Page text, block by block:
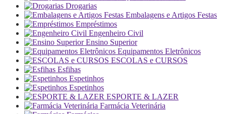
Drogarias
Embalagens e Artigos Festas
Empréstimos
Engenheiro Civil
Ensino Superior
Equipamentos Eletrônicos
ESCOLAS e CURSOS
Esfihas
Espetinhos
Espetinhos
ESPORTE & LAZER
Farmácia Veterinária